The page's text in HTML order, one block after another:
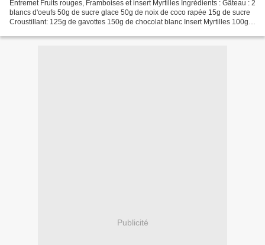
Entremet Fruits rouges, Framboises et insert Myrtilles Ingrédients : Gâteau : 2
blancs d'oeufs 50g de sucre glace 50g de noix de coco rapée 15g de sucre
Croustillant: 125g de gavottes 150g de chocolat blanc Insert Myrtilles 100g
Publicité